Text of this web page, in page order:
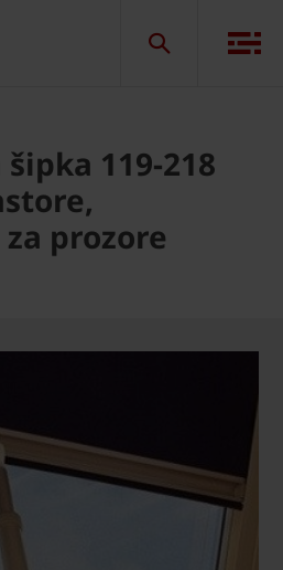
119-218
prozore